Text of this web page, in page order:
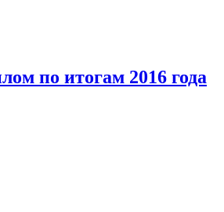
по итогам 2016 года